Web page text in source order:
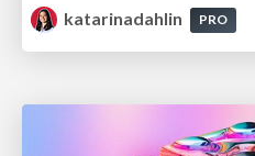
katarinadahlin
PRO